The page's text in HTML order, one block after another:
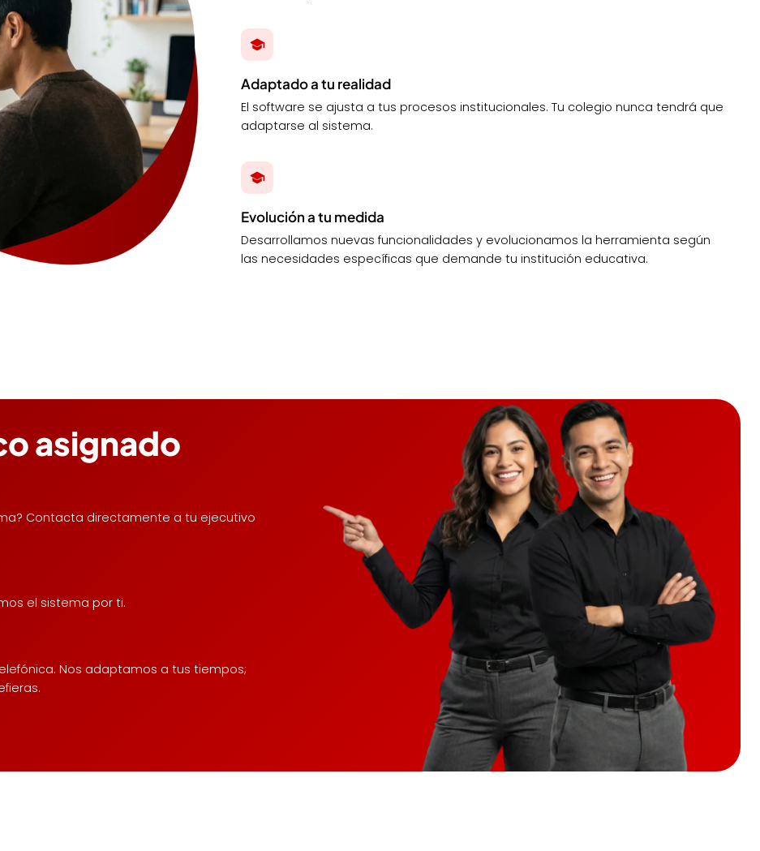
Adaptado a tu realidad
El software se ajusta a tus procesos institucionales. Tu colegio nunca tendrá que
adaptarse al sistema.
Evolución a tu medida
Desarrollamos nuevas funcionalidades y evolucionamos la herramienta según
las necesidades específicas que demande tu institución educativa.
asignado
Contacta directamente a tu ejecutivo
el sistema por ti.
Nos adaptamos a tus tiempos;